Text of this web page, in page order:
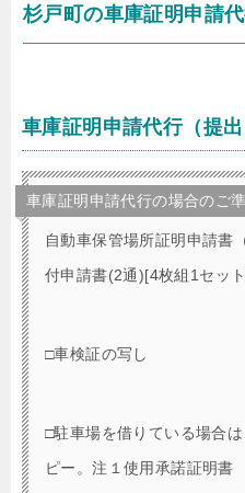
杉戸町の車庫証明申請
車庫証明申請代行（提
車庫証明申請代行の場合のご
自動車保管場所証明申請書
付申請書(2通)[4枚組1セッ
□車検証の写し
□駐車場を借りている場合
ピー。注１使用承諾証明書